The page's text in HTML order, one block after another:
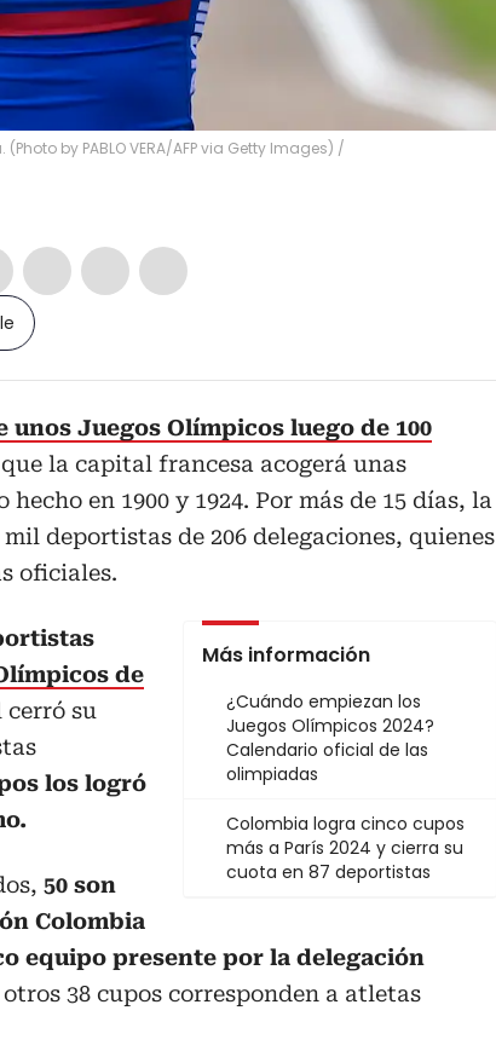
by PABLO VERA/AFP via Getty Images) /
unos Juegos Olímpicos luego de 100
la capital francesa acogerá unas
en 1900 y 1924. Por más de 15 días, la
deportistas de 206 delegaciones, quienes
oficiales.
Más información
¿Cuándo empiezan los
Juegos Olímpicos 2024?
Calendario oficial de las
olimpiadas
Colombia logra cinco cupos
más a París 2024 y cierra su
cuota en 87 deportistas
de
cerró su
los logró
50 son
Colombia
equipo presente por la delegación
otros 38 cupos corresponden a atletas